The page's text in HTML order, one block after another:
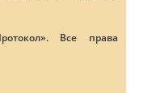
Все права